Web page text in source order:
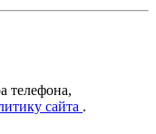
телефона,
сайта .